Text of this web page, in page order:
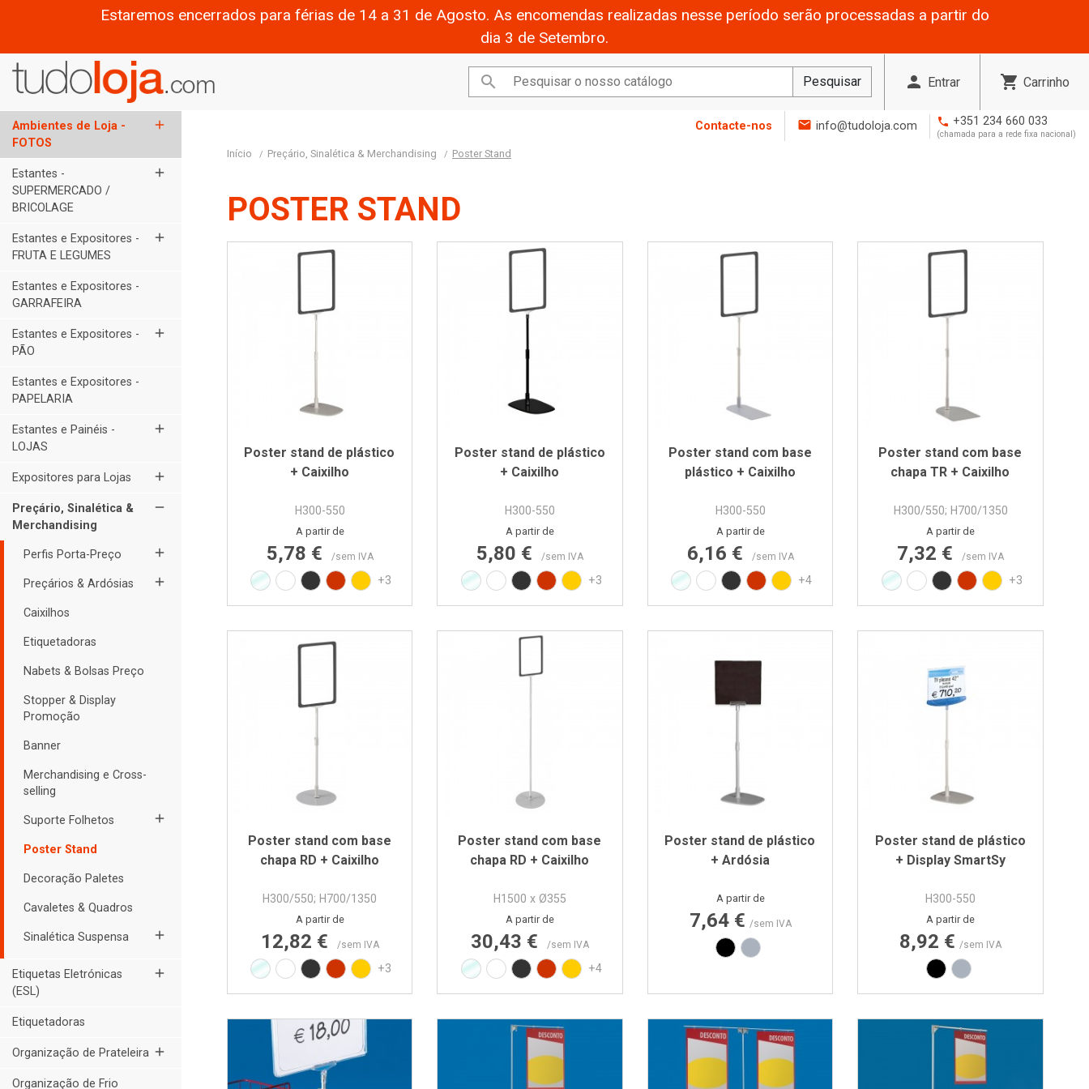
Estaremos encerrados para férias de 14 a 31 de Agosto. As encomendas realizadas nesse período serão processadas a partir do
dia 3 de Setembro.
 Pesquisar person Entrar shopping_cart Carrinho
Ambientes de Loja -
FOTOS
add
Estantes -
SUPERMERCADO /
BRICOLAGE
add
Estantes e Expositores -
FRUTA E LEGUMES
add
Estantes e Expositores -
GARRAFEIRA
Estantes e Expositores -
PÃO
add
Estantes e Expositores -
PAPELARIA
Estantes e Painéis -
LOJAS
add
Expositores para Lojas add
Preçário, Sinalética &
Merchandising
remove
Perfis Porta-Preço add
Preçários & Ardósias add
Caixilhos
Etiquetadoras
Nabets & Bolsas Preço
Stopper & Display
Promoção
Banner
Merchandising e Cross-
selling
Suporte Folhetos add
Poster Stand
Decoração Paletes
Cavaletes & Quadros
Sinalética Suspensa add
Etiquetas Eletrónicas
(ESL)
add
Etiquetadoras
Organização de Prateleira add
Organização de Frio
Contacte-nos mail info@tudoloja.com phone +351 234 660 033
(chamada para a rede fixa nacional)
Início Preçário, Sinalética & Merchandising Poster Stand
POSTER STAND
Poster stand de plástico
+ Caixilho
H300-550
Preço
A partir de
5,78 € /sem IVA
Transparente
Branco RAL9010
Preto RAL9017
Vermelho RAL3020
Amarelo RAL1021
+3
Poster stand de plástico
+ Caixilho
H300-550
Preço
A partir de
5,80 € /sem IVA
Transparente
Branco RAL9010
Preto RAL9017
Vermelho RAL3020
Amarelo RAL1021
+3
Poster stand com base
plástico + Caixilho
H300-550
Preço
A partir de
6,16 € /sem IVA
Transparente
Branco RAL9010
Preto RAL9017
Vermelho RAL3020
Amarelo RAL1021
+4
Poster stand com base
chapa TR + Caixilho
H300/550; H700/1350
Preço
A partir de
7,32 € /sem IVA
Transparente
Branco RAL9010
Preto RAL9017
Vermelho RAL3020
Amarelo
+3
Poster stand com base
chapa RD + Caixilho
H300/550; H700/1350
Preço
A partir de
12,82 € /sem IVA
Transparente
Branco RAL9010
Preto RAL9017
Vermelho RAL3020
Amarelo RAL1021
+3
Poster stand com base
chapa RD + Caixilho
H1500 x Ø355
Preço
A partir de
30,43 € /sem IVA
Transparente
Branco RAL9010
Preto RAL9017
Vermelho RAL3020
Amarelo RAL1021
+4
Poster stand de plástico
+ Ardósia
Preço
A partir de
7,64 € /sem IVA
Preto Cinza
Poster stand de plástico
+ Display SmartSy
H300-550
Preço
A partir de
8,92 € /sem IVA
Preto Cinza